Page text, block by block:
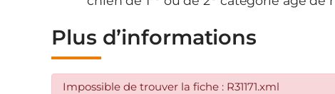
Plus d’informations
Impossible de trouver la fiche : R31171.xml